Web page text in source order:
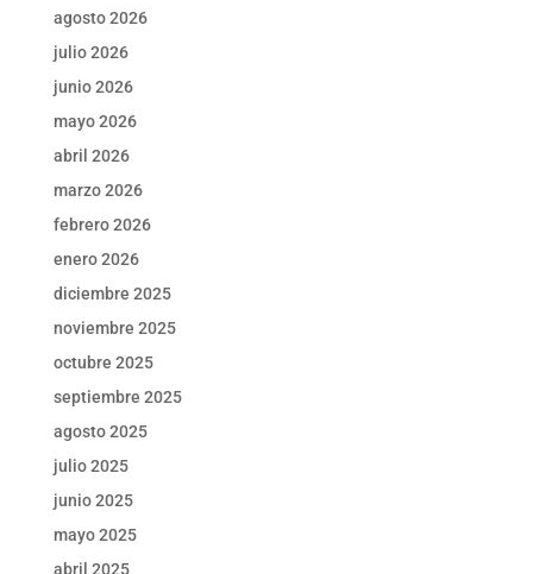
agosto 2026
julio 2026
junio 2026
mayo 2026
abril 2026
marzo 2026
febrero 2026
enero 2026
diciembre 2025
noviembre 2025
octubre 2025
septiembre 2025
agosto 2025
julio 2025
junio 2025
mayo 2025
abril 2025